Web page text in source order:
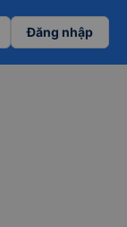
Đăng nhập